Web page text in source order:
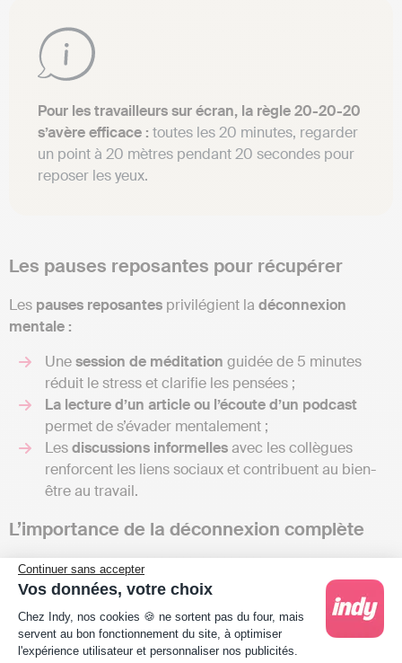
Continuer sans accepter
Vos données, votre choix
Plateforme de Gestion du Consentement :
Chez Indy, nos cookies 🍪 ne sortent pas du four, mais
servent au bon fonctionnement du site, à optimiser
l'expérience utilisateur et personnaliser nos publicités.
Pour les travailleurs sur écran, la règle 20-20-20
s’avère efficace : toutes les 20 minutes, regarder
un point à 20 mètres pendant 20 secondes pour
reposer les yeux.
Les pauses reposantes pour récupérer
Les pauses reposantes privilégient la déconnexion
mentale :
Unesession de méditation guidée de 5 minutes
réduit le stress et clarifie les pensées ;
La lecture d’un article ou l’écoute d’un podcast
permet de s’évader mentalement ;
Lesdiscussions informellesavec les collègues
renforcent les liens sociaux et contribuent au bien-
être au travail.
L’importance de la déconnexion complète
Une pause efficace nécessite une
l’activité professionnelle.Attention, consulter ses emails
ou répondre au téléphone pendant la pause annule ses
bénéfices. Cette déconnexionpréserve la santé mentale
etmaintient la productivité sur le long terme.